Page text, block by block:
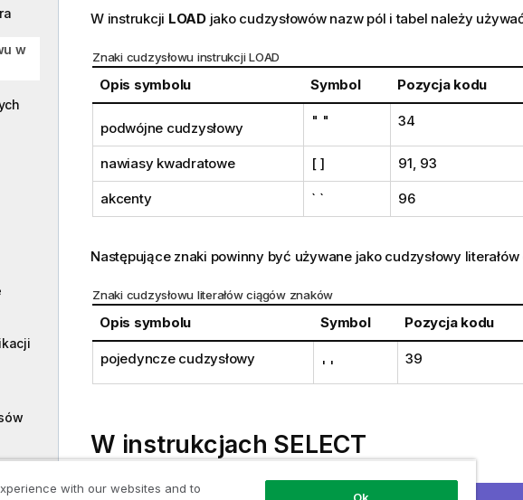
w
W instrukcji LOADjako cudzysłowów nazw pól i tabel należy
Znaki cudzysłowu instrukcji LOAD
Opis symbolu Symbol Pozycja kodu
podwójne cudzysłowy " " 34
nawiasy kwadratowe [ ] 91, 93
akcenty ` ` 96
Następujące znaki powinny być używane jako cudzysłowy
Znaki cudzysłowu literałów ciągów znaków
Opis symbolu Symbol Pozycja kodu
pojedyncze cudzysłowy ' ' 39
W instrukcjach SELECT
W przypadku instrukcji interpretowanej przez sterownik
with our websites and to